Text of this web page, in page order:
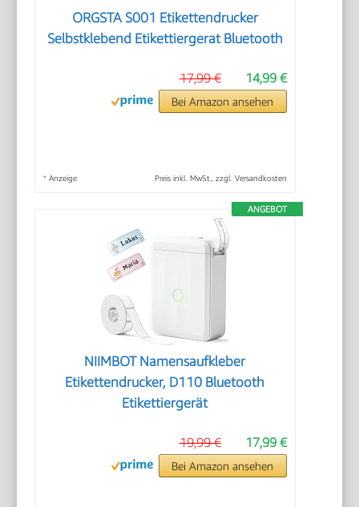
ORGSTA S001 Etikettendrucker
Selbstklebend Etikettiergerat Bluetooth
14,99 €
17,99 €
Bei Amazon ansehen
* Anzeige Preis inkl. MwSt., zzgl. Versandkosten
ANGEBOT
NIIMBOT Namensaufkleber
Etikettendrucker, D110 Bluetooth
Etikettiergerät
17,99 €
19,99 €
Bei Amazon ansehen